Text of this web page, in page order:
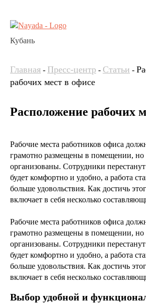
Кубань
Главная - Пресс-центр - Статьи -
рабочих мест в офисе
Расположение рабочих
Рабочие места работников офиса
грамотно размещены в помещении, но
организованы. Сотрудники
будет комфортно и удобно, а работа
больше удовольствия. Как достичь
включает в себя несколько
Рабочие места работников офиса
грамотно размещены в помещении, но
организованы. Сотрудники
будет комфортно и удобно, а работа
больше удовольствия. Как достичь
включает в себя несколько
Выбор удобной и